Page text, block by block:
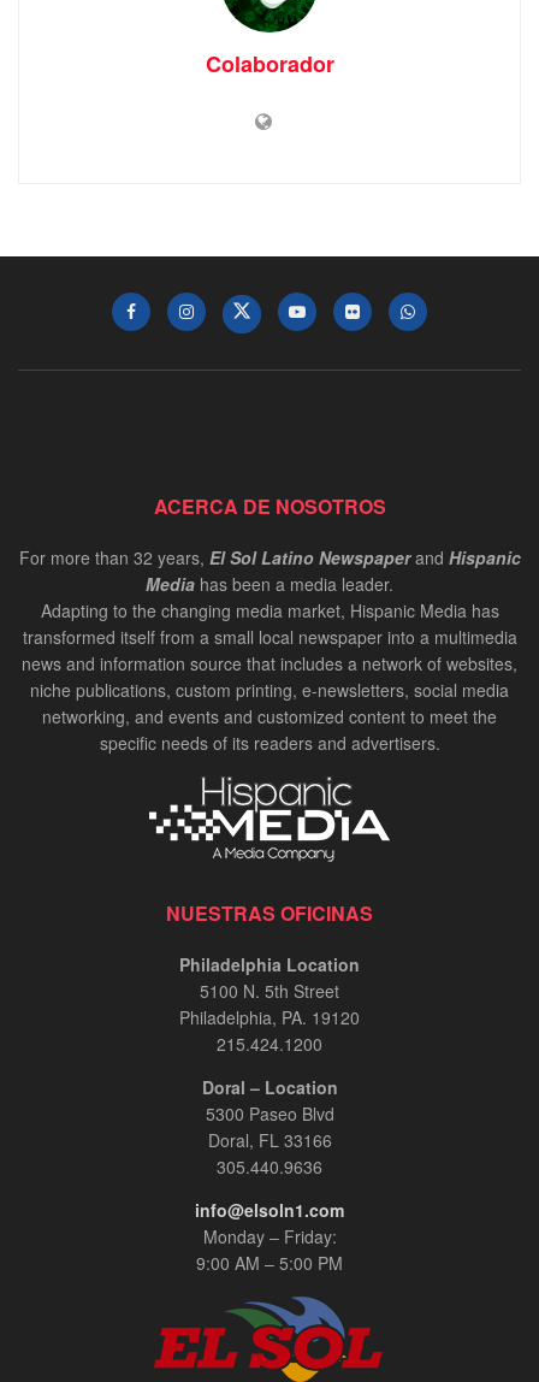
Colaborador
ACERCA DE NOSOTROS
For more than 32 years, El Sol Latino Newspaperand Hispanic
Media has been a media leader.
Adapting to the changing media market, Hispanic Media has
transformed itself from a small local newspaper into a multimedia
news and information source that includes a network of websites,
niche publications, custom printing, e-newsletters, social media
networking, and events and customized content to meet the
specific needs of its readers and advertisers.
NUESTRAS OFICINAS
Philadelphia Location
5100 N. 5th Street
Philadelphia, PA. 19120
215.424.1200
Doral – Location
5300 Paseo Blvd
Doral, FL 33166
305.440.9636
info@elsoln1.com
Monday – Friday:
9:00 AM – 5:00 PM